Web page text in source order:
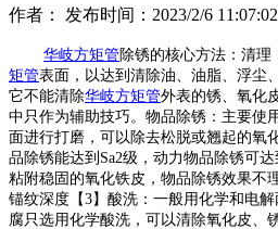
作者： 发布时间：2023/2/6 11:07:02
华岐方矩管 除锈的核心方法：清理
矩管表面，以达到清除油、油脂、浮尘
它不能清除华岐方矩管外表的锈、氧化
中只作为辅助技巧。物品除锈：主要使
面进行打磨，可以除去松脱或翘起的氧
品除锈能达到Sa2级，动力物品除锈可
粘附稳固的氧化铁皮，物品除锈效果不
锚纹深度【3】酸洗：一般用化学和电
腐只选用化学酸洗，可以清除氧化皮、